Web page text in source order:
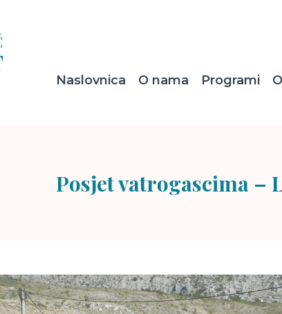
Naslovnica O nama Programi
Posjet vatrogascima –